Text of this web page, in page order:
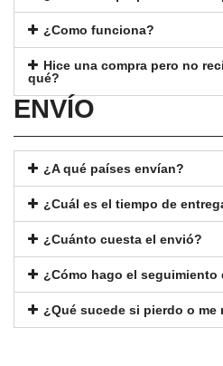
¿Como funciona?
Hice una compra pero no
qué?
ENVÍO
¿A qué países envían?
¿Cuál es el tiempo de
¿Cuánto cuesta el envió?
¿Cómo hago el seguimiento
¿Qué sucede si pierdo o me